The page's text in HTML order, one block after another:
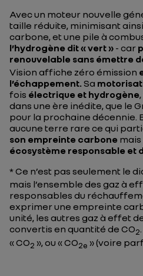
Avec un moteur nouvelle
taille réduite, minimisant
carbone, et une pile à
l’hydrogène dit « vert » - car
renouvelable sans émettre
Vision affiche zéro émission
l’échappement.Sa
fois électrique et hydrogène
dans une ère inédite, que le
pour la prochaine décennie.
aucune terre rare ce qui
son empreinte carbone mais
écosystème responsable et
* Ce n’est pas seulement le
mais l’ensemble des gaz à
responsables du
exprimer une empreinte
unité, les autres gaz à effet
convertis en quantité de CO2
« CO2 », ou « CO2e » (voire